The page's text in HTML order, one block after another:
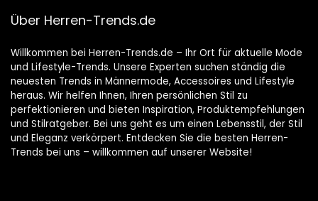
Über Herren-Trends.de
Willkommen bei Herren-Trends.de – Ihr Ort für aktuelle Mode
und Lifestyle-Trends. Unsere Experten suchen ständig die
neuesten Trends in Männermode, Accessoires und Lifestyle
heraus. Wir helfen Ihnen, Ihren persönlichen Stil zu
perfektionieren und bieten Inspiration, Produktempfehlungen
und Stilratgeber. Bei uns geht es um einen Lebensstil, der Stil
und Eleganz verkörpert. Entdecken Sie die besten Herren-
Trends bei uns – willkommen auf unserer Website!